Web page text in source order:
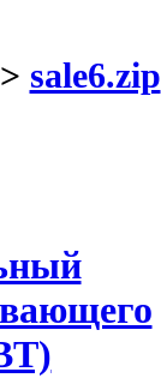
sale6.zip